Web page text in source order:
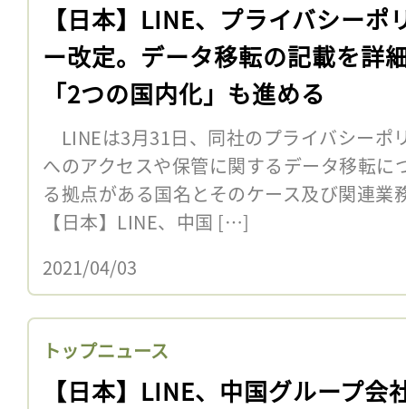
【日本】LINE、プライバシーポ
ー改定。データ移転の記載を詳
「2つの国内化」も進める
LINEは3月31日、同社のプライバシーポ
へのアクセスや保管に関するデータ移転に
る拠点がある国名とそのケース及び関連業
【日本】LINE、中国 […]
2021/04/03
トップニュース
【日本】LINE、中国グループ会